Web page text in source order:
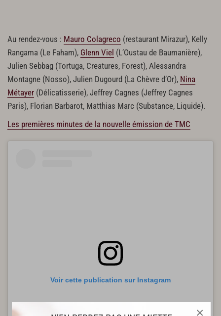
×
Au rendez-vous : Mauro Colagreco (restaurant Mirazur), Kelly
Rangama (Le Faham), Glenn Viel (L’Oustau de Baumanière),
Julien Sebbag (Tortuga, Creatures, Forest), Alessandra
Montagne (Nosso), Julien Dugourd (La Chèvre d’Or), Nina
Métayer (Délicatisserie), Jeffrey Cagnes (Jeffrey Cagnes
Paris), Florian Barbarot, Matthias Marc (Substance, Liquide).
Les premières minutes de la nouvelle émission de TMC
Voir cette publication sur Instagram